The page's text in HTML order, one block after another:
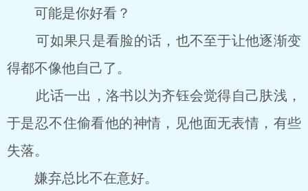
可能是你好看？
可如果只是看脸的话，也不至于让他逐渐变
得都不像他自己了。
此话一出，洛书以为齐钰会觉得自己肤浅，
于是忍不住偷看他的神情，见他面无表情，有些
失落。
嫌弃总比不在意好。